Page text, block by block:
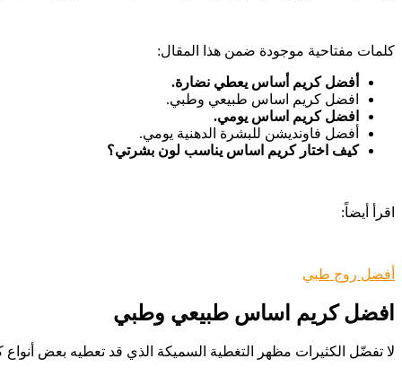
كلمات مفتاحية موجودة ضمن هذا المقال:
أفضل كريم أساس يعطي نضارة.
افضل كريم اساس طبيعي وطبي.
افضل كريم اساس يومي.
أفضل فاونديشن للبشرة الدهنية يومي.
كيف اختار كريم اساس يناسب لون بشرتي؟
اقرأ أيضاً:
أفضل روج طبي
افضل كريم اساس طبيعي وطبي
لا تفضّل الكثيرات مظهر التغطية السميكة الذي قد تعطيه بعض